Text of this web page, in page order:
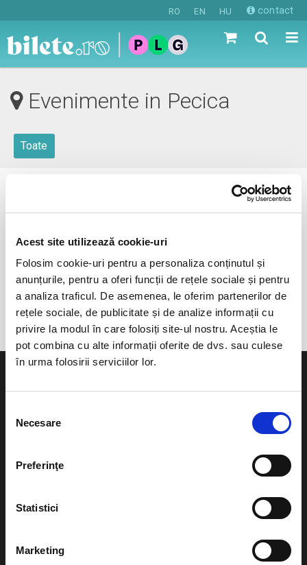
Acest site utilizează cookie-uri
Folosim cookie-uri pentru a personaliza conținutul și
anunțurile, pentru a oferi funcții de rețele sociale și pentru
a analiza traficul. De asemenea, le oferim partenerilor de
rețele sociale, de publicitate și de analize informații cu
privire la modul în care folosiți site-ul nostru. Aceștia le
pot combina cu alte informații oferite de dvs. sau culese
în urma folosirii serviciilor lor.
consimțământului
Necesare
Preferinţe
Statistici
Marketing
RO EN HU contact
Evenimente in Pecica
Toate
0 evenimente in viitorul apropiat
anunta-ma pe email cand apare urmatorul eveniment la
Pecica
Evenimente
Teatru
festivaluri